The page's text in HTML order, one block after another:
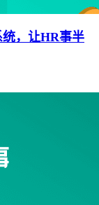
，让HR事半